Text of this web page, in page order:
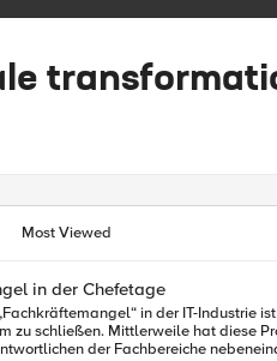
Most Viewed
in der Chefetage
in der IT-Industrie
übergeordneten Funktion, die dem bislang vorherrschenden Silodenken entgegenwirkt und
der Fachbereiche